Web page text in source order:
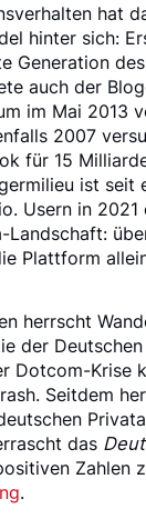
hat
hinter sich:
Generation
auch der
im Mai 2013
2007
für 15
ist seit
Usern in
Plattform
herrscht
der
Dotcom-Krise
Seitdem
das
Zahlen
.